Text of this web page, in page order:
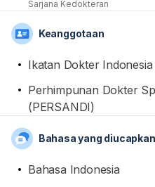
Sarjana Kedokteran
Keanggotaan
Ikatan Dokter Indonesia
Perhimpunan Dokter
(PERSANDI)
Bahasa yang diucapkan
Bahasa Indonesia